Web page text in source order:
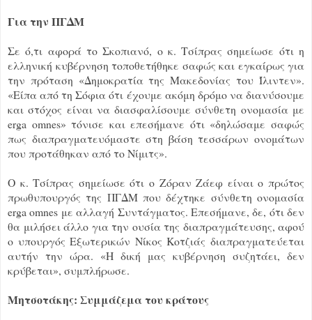
Για την ΠΓΔΜ
Σε ό,τι αφορά το Σκοπιανό, ο κ. Τσίπρας σημείωσε ότι η
ελληνική κυβέρνηση τοποθετήθηκε σαφώς και εγκαίρως για
την πρόταση «Δημοκρατία της Μακεδονίας του Ίλιντεν».
«Είπα από τη Σόφια ότι έχουμε ακόμη δρόμο να διανύσουμε
και στόχος είναι να διασφαλίσουμε σύνθετη ονομασία με
erga omnes» τόνισε και επεσήμανε ότι «δηλώσαμε σαφώς
πως διαπραγματευόμαστε στη βάση τεσσάρων ονομάτων
που προτάθηκαν από το Νίμιτς».
Ο κ. Τσίπρας σημείωσε ότι ο Ζόραν Ζάεφ είναι ο πρώτος
πρωθυπουργός της ΠΓΔΜ που δέχτηκε σύνθετη ονομασία
erga omnes με αλλαγή Συντάγματος. Επεσήμανε, δε, ότι δεν
θα μιλήσει άλλο για την ουσία της διαπραγμάτευσης, αφού
ο υπουργός Εξωτερικών Νίκος Κοτζιάς διαπραγματεύεται
αυτήν την ώρα. «Η δική μας κυβέρνηση συζητάει, δεν
κρύβεται», συμπλήρωσε.
Μητσοτάκης: Συμμάζεμα του κράτους